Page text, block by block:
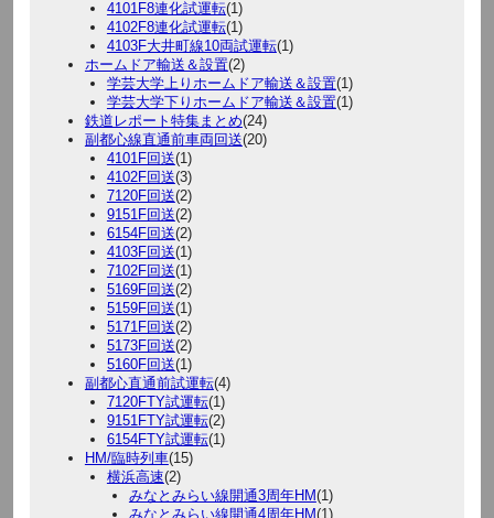
4101F8連化試運転(1)
4102F8連化試運転(1)
4103F大井町線10両試運転(1)
ホームドア輸送＆設置(2)
学芸大学上りホームドア輸送＆設置(1)
学芸大学下りホームドア輸送＆設置(1)
鉄道レポート特集まとめ(24)
副都心線直通前車両回送(20)
4101F回送(1)
4102F回送(3)
7120F回送(2)
9151F回送(2)
6154F回送(2)
4103F回送(1)
7102F回送(1)
5169F回送(2)
5159F回送(1)
5171F回送(2)
5173F回送(2)
5160F回送(1)
副都心直通前試運転(4)
7120FTY試運転(1)
9151FTY試運転(2)
6154FTY試運転(1)
HM/臨時列車(15)
横浜高速(2)
みなとみらい線開通3周年HM(1)
みなとみらい線開通4周年HM(1)